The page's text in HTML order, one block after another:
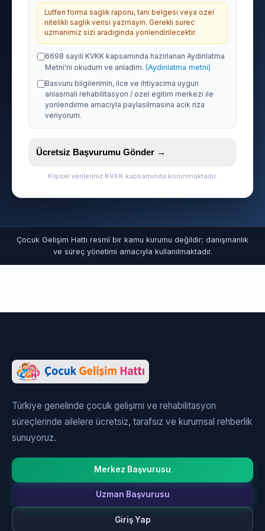
Lutfen forma saglik raporu, tani belgesi veya ozel
nitelikli saglik verisi yazmayin. Gerekli surec
uzmanimiz sizi aradiginda yonlendirilecektir.
6698 sayili KVKK kapsaminda hazirlanan Aydinlatma
Metni'ni okudum ve anladim. (Aydinlatma metni)
Basvuru bilgilerimin, ilce ve ihtiyacima uygun
anlasmali rehabilitasyon / ozel egitim merkezi ile
yonlendirme amaciyla paylasilmasina acik riza
veriyorum.
Ücretsiz Başvurumu Gönder →
Kişisel verileriniz KVKK kapsamında korunmaktadır.
Çocuk Gelişim Hattı resmî bir kamu kurumu değildir; danışmanlık
ve süreç yönetimi amacıyla kullanılmaktadır.
Türkiye genelinde çocuk gelişimi ve rehabilitasyon
süreçlerinde ailelere ücretsiz, tarafsız ve kurumsal rehberlik
sunuyoruz.
Merkez Başvurusu
Uzman Başvurusu
Giriş Yap